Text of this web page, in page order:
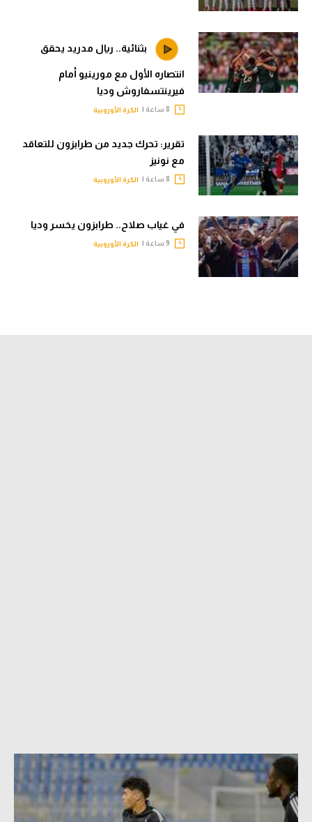
بثنائية.. ريال مدريد يحقق
انتصاره الأول مع مورينيو أمام
فيرينتسفاروش وديا
الكرة الأوروبية
تقرير: تحرك جديد من طرابزون للتعاقد
مع نونيز
الكرة الأوروبية
في غياب صلاح.. طرابزون يخسر وديا
الكرة الأوروبية